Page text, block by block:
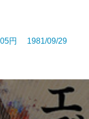
円 1981/09/29